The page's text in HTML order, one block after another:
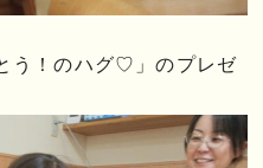
う！のハグ♡」のプレゼ